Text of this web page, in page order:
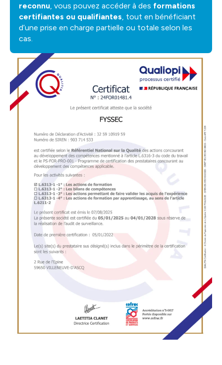
reconnu , vous pouvez accéder à des formations
certifiantes ou qualifiantes , tout en bénéficiant
d’une prise en charge partielle ou totale selon les
cas.